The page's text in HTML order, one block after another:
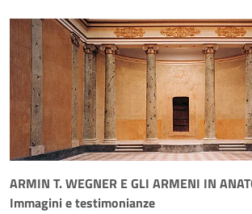
ARMIN T. WEGNER E GLI ARMENI IN
Immagini e testimonianze